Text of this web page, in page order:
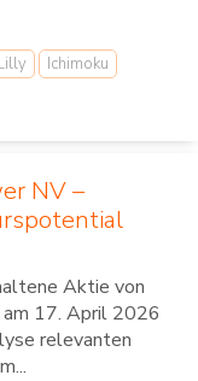
Ichimoku
NV –
Aktie von
17. April 2026
relevanten